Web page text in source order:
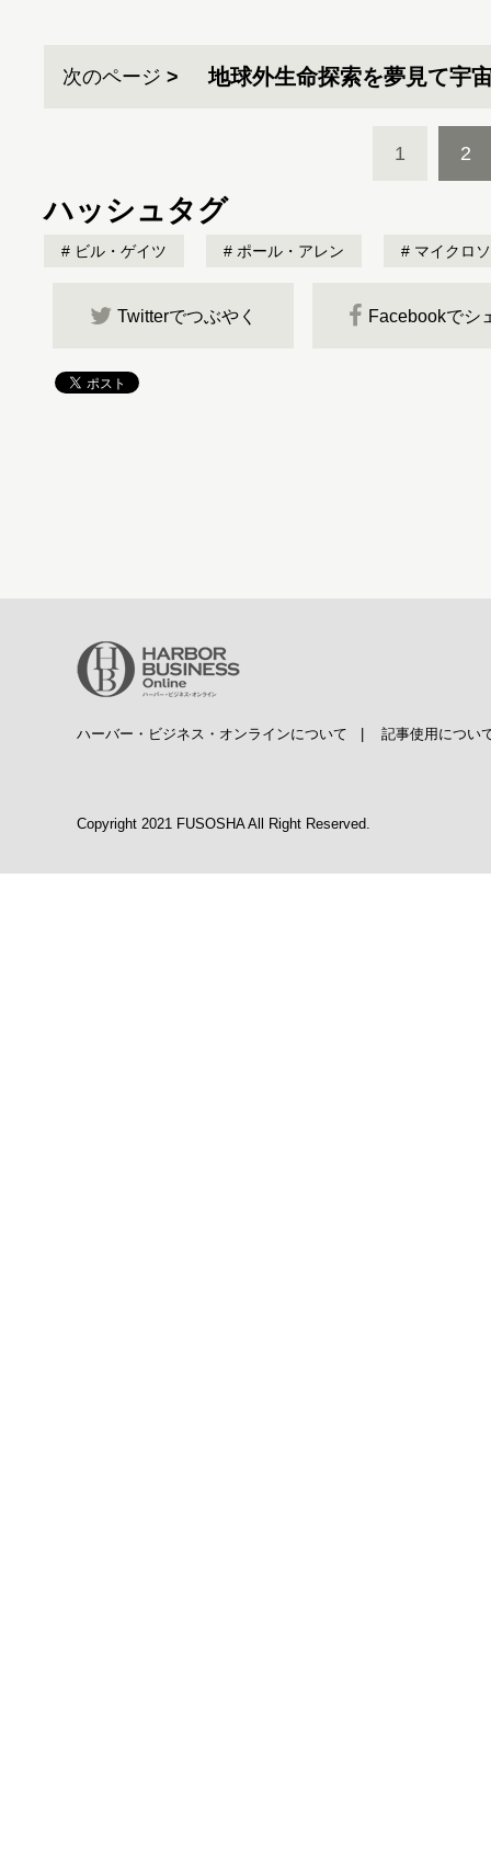
次のページ 地球外生命探索を夢見て宇
1 2
ハッシュタグ
ビル・ゲイツ ポール・アレン マイクロ
Twitterでつぶやく Facebookでシ
ハーバー・ビジネス・オンラインについて 記事使用につい
Copyright 2021 FUSOSHA All Right Reserved.